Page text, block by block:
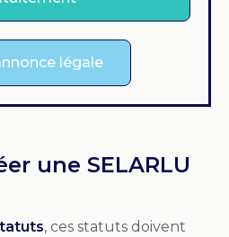
légale
une SELARLU
, ces statuts doivent